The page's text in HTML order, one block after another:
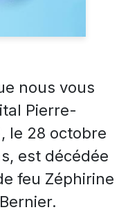
nous vous
Pierre-
le 28 octobre
est décédée
feu Zéphirine